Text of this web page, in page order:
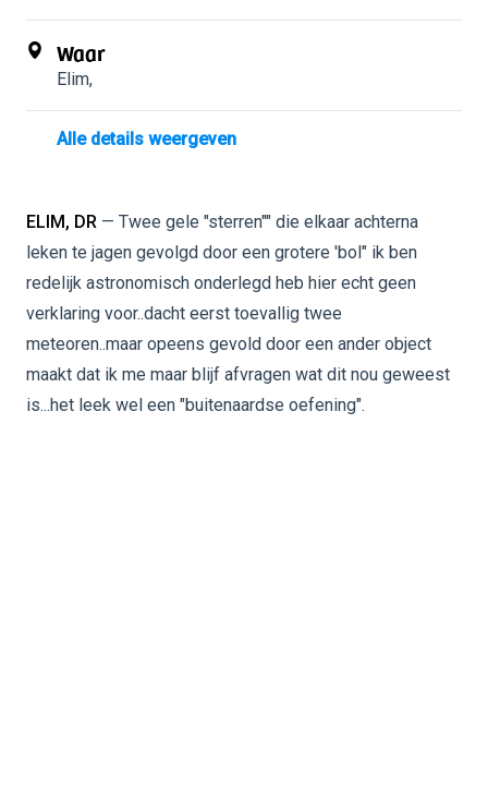
Waar
Elim,
Alle details weergeven
ELIM, DR — Twee gele "sterren"" die elkaar achterna
leken te jagen gevolgd door een grotere 'bol" ik ben
redelijk astronomisch onderlegd heb hier echt geen
verklaring voor..dacht eerst toevallig twee
meteoren..maar opeens gevold door een ander object
maakt dat ik me maar blijf afvragen wat dit nou geweest
is...het leek wel een "buitenaardse oefening".